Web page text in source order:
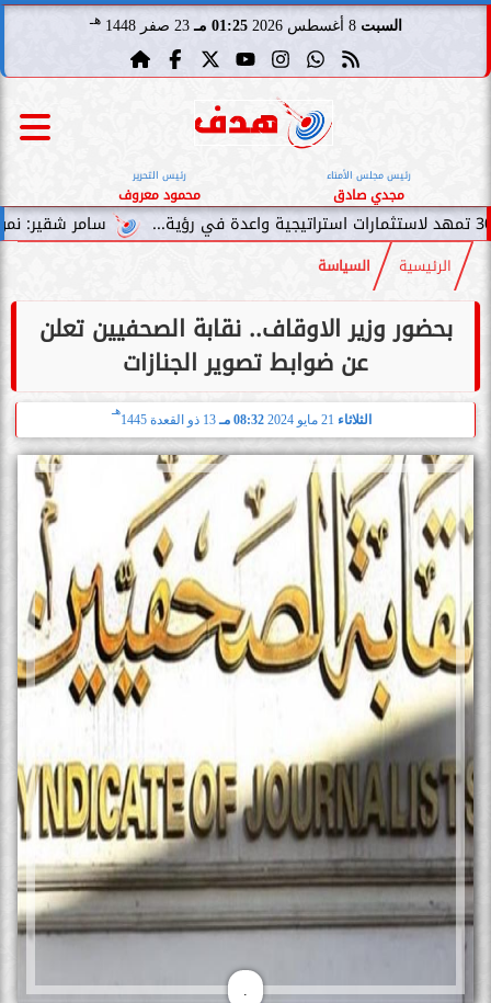
السبت 8 أغسطس 2026 01:25 مـ 23 صفر 1448 هـ
رئيس مجلس الأمناء
مجدي صادق
رئيس التحرير
محمود معروف
سامر شقير: نمو صناديق
الرئيسية السياسة
بحضور وزير الاوقاف.. نقابة الصحفيين تعلن
عن ضوابط تصوير الجنازات
الثلاثاء 08:32 مـ 13 ذو القعدة 1445
هـ